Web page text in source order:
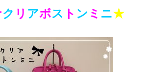
ク リ アボス ト ン ミ ニ★